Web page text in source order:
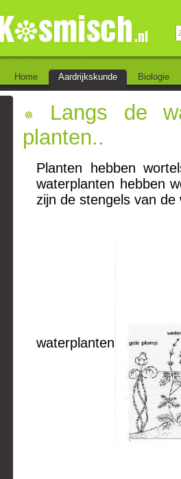
Home Aardrijkskunde Biologie
Langs de
planten..
Planten hebben
waterplanten hebben
zijn de stengels van
waterplanten